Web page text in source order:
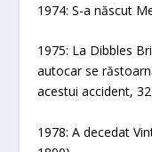
1974: S-a născut
1975: La Dibbles
autocar se
acestui accident,
1978: A decedat